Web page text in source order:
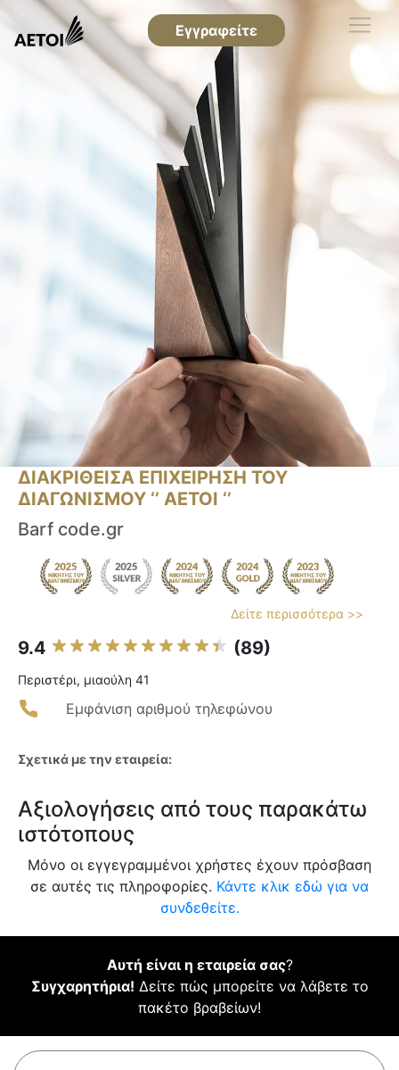
Εγγραφείτε
ΔΙΑΚΡΙΘΕΙΣΑ ΕΠΙΧΕΙΡΗΣΗ ΤΟΥ
ΔΙΑΓΩΝΙΣΜΟΥ ‘’ ΑΕΤΟΙ ‘’
Barf code.gr
Δείτε περισσότερα >>
9.4 (89)
Περιστέρι, μιαούλη 41
Εμφάνιση αριθμού τηλεφώνου
Σχετικά με την εταιρεία:
Αξιολογήσεις από τους παρακάτω
ιστότοπους
Μόνο οι εγγεγραμμένοι χρήστες έχουν πρόσβαση
σε αυτές τις πληροφορίες. Κάντε κλικ εδώ για να
συνδεθείτε.
Αυτή είναι η εταιρεία σας?
Συγχαρητήρια! Δείτε πώς μπορείτε να λάβετε το
πακέτο βραβείων!